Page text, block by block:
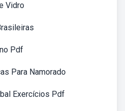
Vidro
Pdf
Para Namorado
Exercícios Pdf